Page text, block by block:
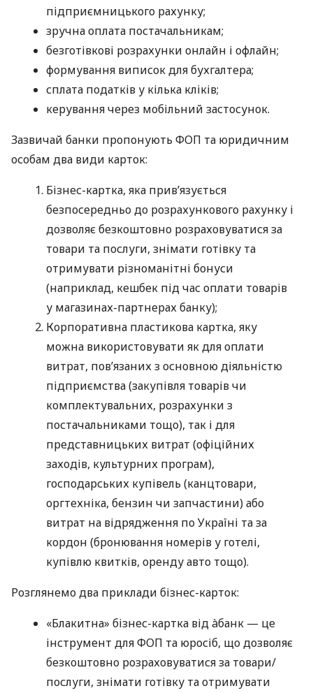
підприємницького рахунку;
зручна оплата постачальникам;
безготівкові розрахунки онлайн і офлайн;
формування виписок для бухгалтера;
сплата податків у кілька кліків;
керування через мобільний застосунок.
Зазвичай банки пропонують ФОП та юридичним
особам два види карток:
Бізнес-картка, яка прив’язується
безпосередньо до розрахункового рахунку і
дозволяє безкоштовно розраховуватися за
товари та послуги, знімати готівку та
отримувати різноманітні бонуси
(наприклад, кешбек під час оплати товарів
у магазинах-партнерах банку);
Корпоративна пластикова картка, яку
можна використовувати як для оплати
витрат, пов’язаних з основною діяльністю
підприємства (закупівля товарів чи
комплектувальних, розрахунки з
постачальниками тощо), так і для
представницьких витрат (офіційних
заходів, культурних програм),
господарських купівель (канцтовари,
оргтехніка, бензин чи запчастини) або
витрат на відрядження по Україні та за
кордон (бронювання номерів у готелі,
купівлю квитків, оренду авто тощо).
Розглянемо два приклади бізнес-карток:
«Блакитна» бізнес-картка від àбанк — це
інструмент для ФОП та юросіб, що дозволяє
безкоштовно розраховуватися за товари/
послуги, знімати готівку та отримувати